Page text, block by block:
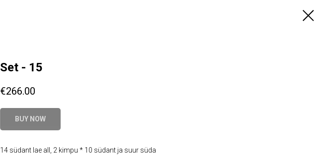
Set - 15
€266.00
BUY NOW
14 südant lae all, 2 kimpu * 10 südant ja suur süda